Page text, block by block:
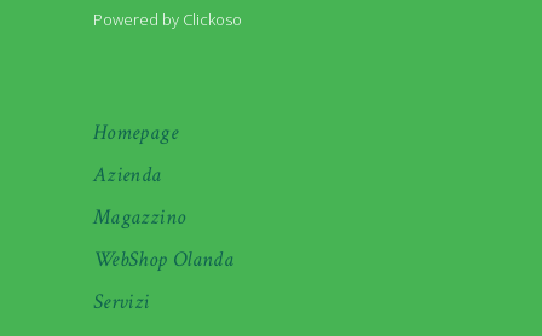
Powered by Clickoso
Homepage
Azienda
Magazzino
WebShop Olanda
Servizi